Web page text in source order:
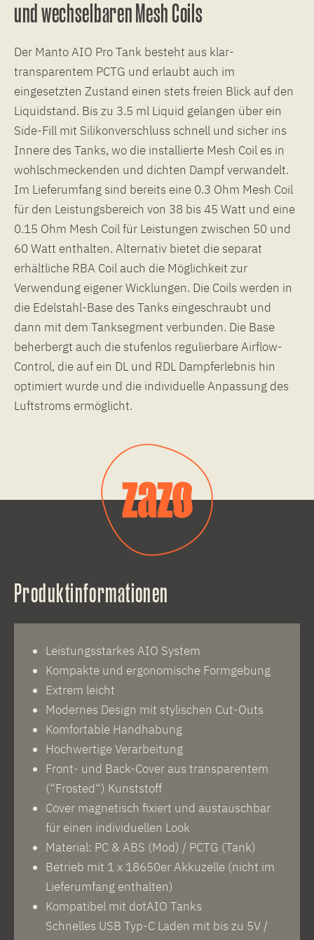
und wechselbaren Mesh Coils
Der Manto AIO Pro Tank besteht aus klar-
transparentem PCTG und erlaubt auch im
eingesetzten Zustand einen stets freien Blick auf den
Liquidstand. Bis zu 3.5 ml Liquid gelangen über ein
Side-Fill mit Silikonverschluss schnell und sicher ins
Innere des Tanks, wo die installierte Mesh Coil es in
wohlschmeckenden und dichten Dampf verwandelt.
Im Lieferumfang sind bereits eine 0.3 Ohm Mesh Coil
für den Leistungsbereich von 38 bis 45 Watt und eine
0.15 Ohm Mesh Coil für Leistungen zwischen 50 und
60 Watt enthalten. Alternativ bietet die separat
erhältliche RBA Coil auch die Möglichkeit zur
Verwendung eigener Wicklungen. Die Coils werden in
die Edelstahl-Base des Tanks eingeschraubt und
dann mit dem Tanksegment verbunden. Die Base
beherbergt auch die stufenlos regulierbare Airflow-
Control, die auf ein DL und RDL Dampferlebnis hin
optimiert wurde und die individuelle Anpassung des
Luftstroms ermöglicht.
Produktinformationen
Leistungsstarkes AIO System
Kompakte und ergonomische Formgebung
Extrem leicht
Modernes Design mit stylischen Cut-Outs
Komfortable Handhabung
Hochwertige Verarbeitung
Front- und Back-Cover aus transparentem
(“Frosted“) Kunststoff
Cover magnetisch fixiert und austauschbar
für einen individuellen Look
Material: PC & ABS (Mod) / PCTG (Tank)
Betrieb mit 1 x 18650er Akkuzelle (nicht im
Lieferumfang enthalten)
Kompatibel mit dotAIO Tanks
Schnelles USB Typ-C Laden mit bis zu 5V /